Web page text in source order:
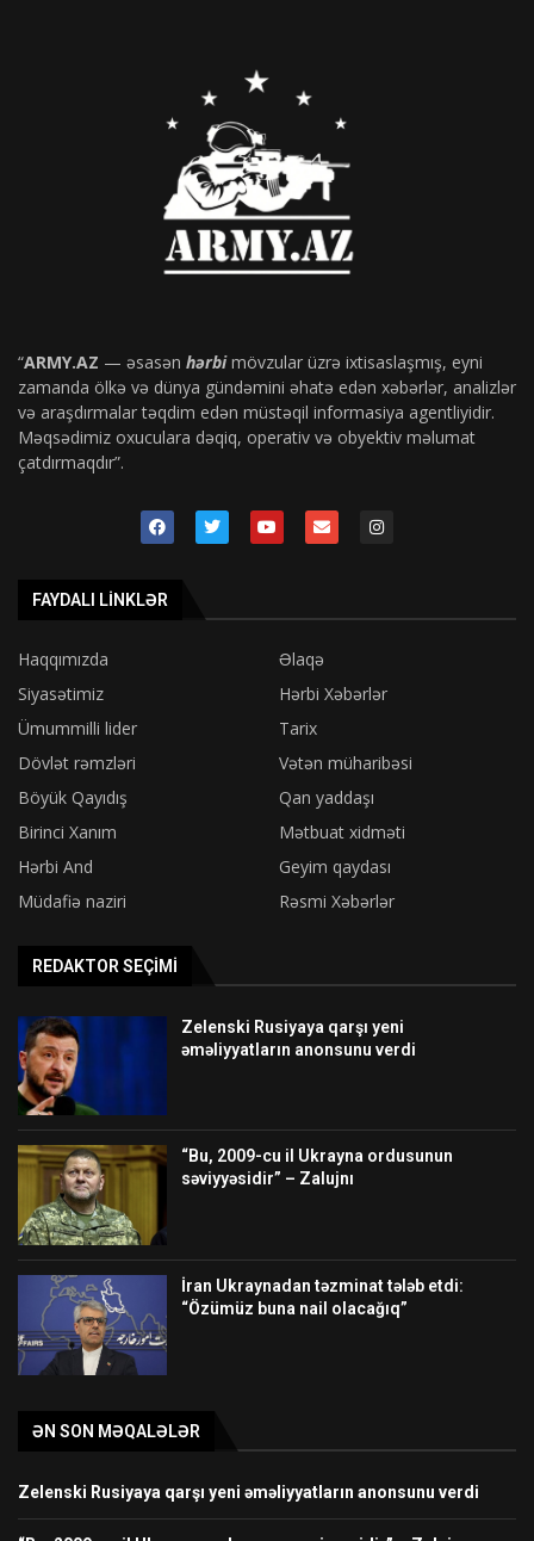
“ARMY.AZ — əsasən hərbimövzular üzrə ixtisaslaşmış, eyni
zamanda ölkə və dünya gündəmini əhatə edən xəbərlər, analizlər
və araşdırmalar təqdim edən müstəqil informasiya agentliyidir.
Məqsədimiz oxuculara dəqiq, operativ və obyektiv məlumat
çatdırmaqdır”.
FAYDALI LINKLƏR
Haqqımızda
Əlaqə
Siyasətimiz
Hərbi Xəbərlər
Ümummilli lider
Tarix
Dövlət rəmzləri
Vətən müharibəsi
Böyük Qayıdış
Qan yaddaşı
Birinci Xanım
Mətbuat xidməti
Hərbi And
Geyim qaydası
Müdafiə naziri
Rəsmi Xəbərlər
REDAKTOR SEÇIMI
Zelenski Rusiyaya qarşı yeni
əməliyyatların anonsunu verdi
“Bu, 2009-cu il Ukrayna ordusunun
səviyyəsidir” – Zalujnı
İran Ukraynadan təzminat tələb etdi:
“Özümüz buna nail olacağıq”
ƏN SON MƏQALƏLƏR
Zelenski Rusiyaya qarşı yeni əməliyyatların anonsunu verdi